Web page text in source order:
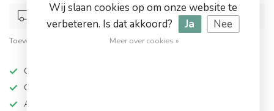
Op werkdagen voor 17.00 besteld, dezelfde dag verstuurd
Toevoegen om te vergelijken Deel dit product
Op werkdagen besteld, dezelfde dag verzonden
Grote keuze in topmerken
Altijd hoge kortingen
Wij slaan cookies op om onze website te
verbeteren. Is dat akkoord?
Ja Nee
Meer over cookies »